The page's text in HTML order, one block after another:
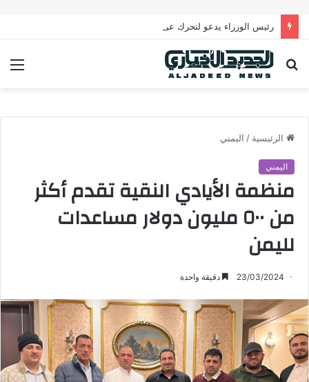
بحث
الرئيسية / اليمني
اليمني
منظمة الأيادي النقية تقدم أكثر
من ٥٠٠ مليون دولار مساعدات
لليمن
23/03/2024 دقيقة واحدة